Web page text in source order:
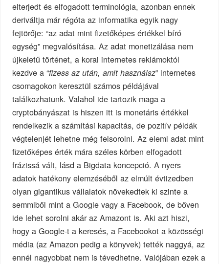
elterjedt és elfogadott terminológia, azonban ennek
deriváltja már régóta az informatika egyik nagy
fejtörője: “az adat mint fizetőképes értékkel bíró
egység” megvalósítása. Az adat monetizálása nem
újkeletű történet, a korai internetes reklámoktól
kezdve a “fizess az után, amit használsz” internetes
csomagokon keresztül számos példájával
találkozhatunk. Valahol ide tartozik maga a
cryptobányászat is hiszen itt is monetáris értékkel
rendelkezik a számítási kapacitás, de pozitív példák
végtelenjét lehetne még felsorolni. Az elemi adat mint
fizetőképes érték mára széles körben elfogadott
frázissá vált, lásd a Bigdata koncepció. A nyers
adatok hatékony elemzéséből az elmúlt évtizedben
olyan gigantikus vállalatok növekedtek ki szinte a
semmiből mint a Google vagy a Facebook, de bőven
ide lehet sorolni akár az Amazont is. Aki azt hiszi,
hogy a Google-t a keresés, a Facebookot a közösségi
média (az Amazon pedig a könyvek) tették naggyá, az
ennél nagyobbat nem is tévedhetne. Valójában ezek a